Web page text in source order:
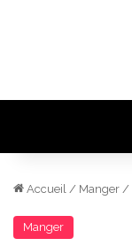
Accueil / Manger /
Manger